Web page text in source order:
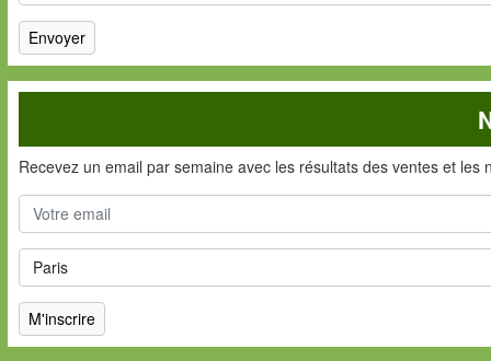
Recevez un email par semaine avec les résultats des ventes et